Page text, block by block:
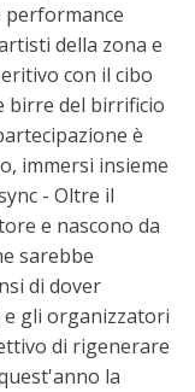
performance
della zona e
con il cibo
birre del birrificio
è
immersi insieme
- Oltre il
e nascono da
sarebbe
di dover
e gli organizzatori
di rigenerare
la